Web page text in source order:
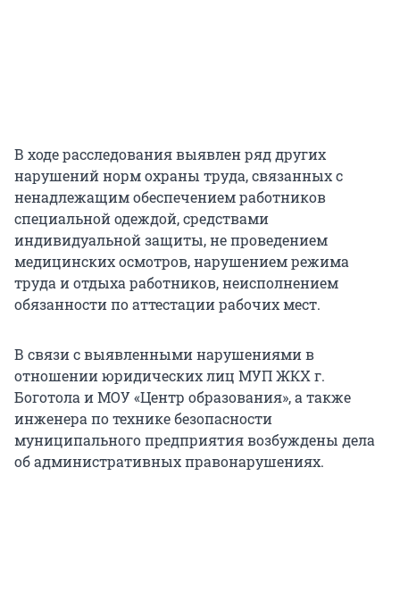
В ходе расследования выявлен ряд других
нарушений норм охраны труда, связанных с
ненадлежащим обеспечением работников
специальной одеждой, средствами
индивидуальной защиты, не проведением
медицинских осмотров, нарушением режима
труда и отдыха работников, неисполнением
обязанности по аттестации рабочих мест.
В связи с выявленными нарушениями в
отношении юридических лиц МУП ЖКХ г.
Боготола и МОУ «Центр образования», а также
инженера по технике безопасности
муниципального предприятия возбуждены дела
об административных правонарушениях.